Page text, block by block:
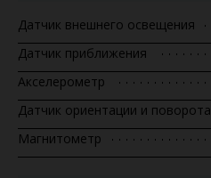
Датчик внешнего освещения
Датчик приближения
Акселерометр
Датчик ориентации и поворота
Магнитометр